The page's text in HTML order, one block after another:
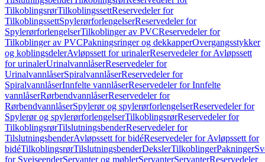
TilkoblingsrørTilkoblingssettReservedeler for
TilkoblingssettSpylerørforlengelserReservedeler for
SpylerørforlengelserTilkoblinger av PVCReservedeler for
Tilkoblinger av PVCPakningsringer og dekkapperOvergangsstykker
og koblingsdelerAvløpssett for urinalerReservedeler for Avløpssett
for urinalerUrinalvannlåserReservedeler for
UrinalvannlåserSpiralvannlåserReservedeler for
SpiralvannlåserInnfelte vannlåserReservedeler for Innfelte
vannlåserRørbendvannlåserReservedeler for
RørbendvannlåserSpylerør og spylerørforlengelserReservedeler for
Spylerør og spylerørforlengelserTilkoblingsrørReservedeler for
TilkoblingsrørTilslutningsbenderReservedeler for
TilslutningsbenderAvløpssett for bidéReservedeler for Avløpssett for
bidéTilkoblingsrørTilslutningsbenderDekslerTilkoblingerPakninger
for SveiseenderServanter og møblerServanterServanterReservedeler